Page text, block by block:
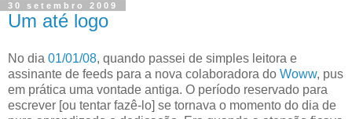
30 setembro 2009
Um até logo
No dia 01/01/08, quando passei de simples leitora e
assinante de feeds para a nova colaboradora do Woww, pus
em prática uma vontade antiga. O período reservado para
escrever [ou tentar fazê-lo] se tornava o momento do dia de